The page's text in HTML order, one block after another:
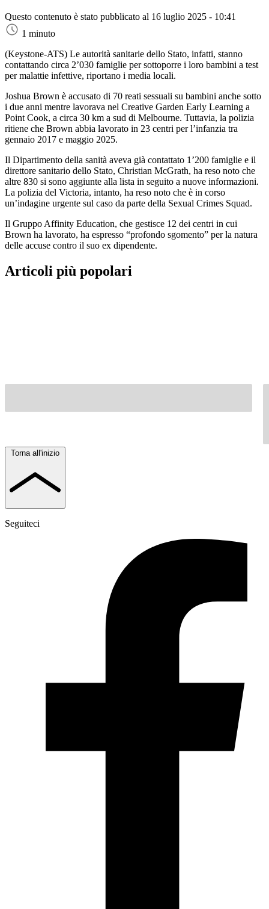
Questo contenuto è stato pubblicato al 16 luglio 2025 - 10:41
1 minuto
(Keystone-ATS) Le autorità sanitarie dello Stato, infatti, stanno
contattando circa 2’030 famiglie per sottoporre i loro bambini a test
per malattie infettive, riportano i media locali.
Joshua Brown è accusato di 70 reati sessuali su bambini anche sotto
i due anni mentre lavorava nel Creative Garden Early Learning a
Point Cook, a circa 30 km a sud di Melbourne. Tuttavia, la polizia
ritiene che Brown abbia lavorato in 23 centri per l’infanzia tra
gennaio 2017 e maggio 2025.
Il Dipartimento della sanità aveva già contattato 1’200 famiglie e il
direttore sanitario dello Stato, Christian McGrath, ha reso noto che
altre 830 si sono aggiunte alla lista in seguito a nuove informazioni.
La polizia del Victoria, intanto, ha reso noto che è in corso
un’indagine urgente sul caso da parte della Sexual Crimes Squad.
Il Gruppo Affinity Education, che gestisce 12 dei centri in cui
Brown ha lavorato, ha espresso “profondo sgomento” per la natura
delle accuse contro il suo ex dipendente.
Articoli più popolari
Torna all'inizio
Seguiteci